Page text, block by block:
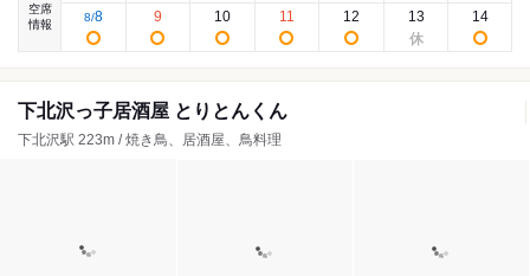
空席
情報
8/8 9 10 11 12 13 14
下北沢っ子居酒屋 とりとんくん
下北沢駅 223m / 焼き鳥、居酒屋、鳥料理